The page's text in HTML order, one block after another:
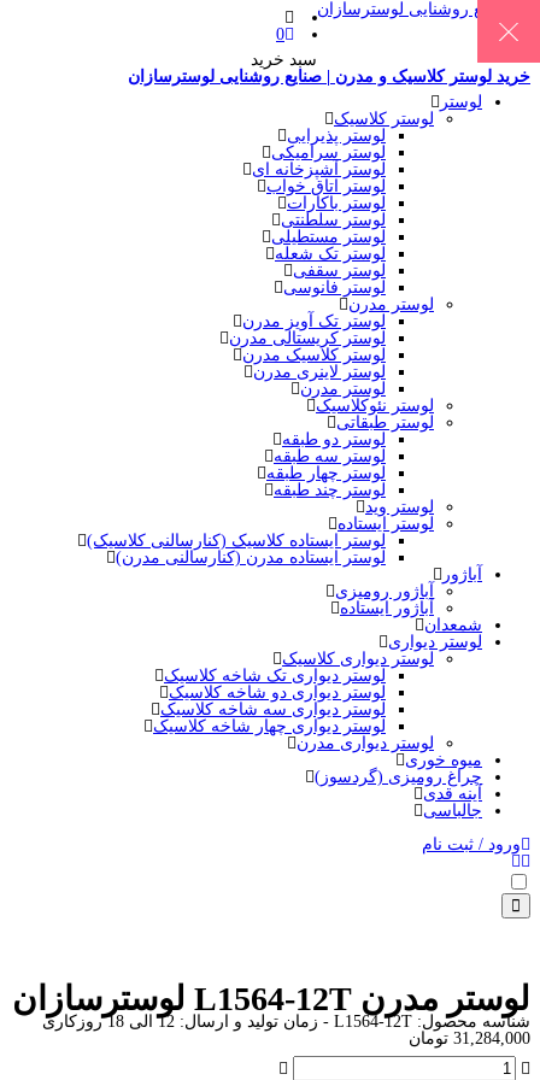
0
سبد خرید
خرید لوستر کلاسیک و مدرن | صنایع روشنایی لوسترسازان
لوستر
لوستر کلاسیک
لوستر پذیرایی
لوستر سرامیکی
لوستر آشپزخانه ای
لوستر اتاق خواب
لوستر باکارات
لوستر سلطنتی
لوستر مستطیلی
لوستر تک شعله
لوستر سقفی
لوستر فانوسی
لوستر مدرن
لوستر تک آویز مدرن
لوستر کریستالی مدرن
لوستر کلاسیک مدرن
لوستر لاینری مدرن
لوستر مدرن
لوستر نئوکلاسیک
لوستر طبقاتی
لوستر دو طبقه
لوستر سه طبقه
لوستر چهار طبقه
لوستر چند طبقه
لوستر وید
لوستر ایستاده
لوستر ایستاده کلاسیک (کنارسالنی کلاسیک)
لوستر ایستاده مدرن (کنارسالنی مدرن)
آباژور
آباژور رومیزی
آباژور ایستاده
شمعدان
لوستر دیواری
لوستر دیواری کلاسیک
لوستر دیواری تک شاخه کلاسیک
لوستر دیواری دو شاخه کلاسیک
لوستر دیواری سه شاخه کلاسیک
لوستر دیواری چهار شاخه کلاسیک
لوستر دیواری مدرن
میوه خوری
چراغ رومیزی (گردسوز)
آینه قدی
جالباسی
ورود / ثبت نام
لوستر مدرن L1564-12T لوسترسازان
شناسه محصول: L1564-12T - زمان تولید و ارسال: 12 الی 18 روزکاری
31,284,000 تومان